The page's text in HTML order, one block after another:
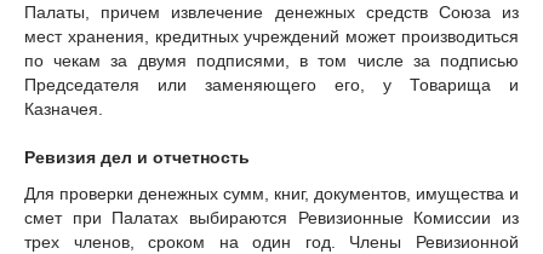
Палаты, причем извлечение денежных средств Союза из
мест хранения, кредитных учреждений может производиться
по чекам за двумя подписями, в том числе за подписью
Председателя или заменяющего его, у Товарища и
Казначея.
Ревизия дел и отчетность
Для проверки денежных сумм, книг, документов, имущества и
смет при Палатах выбираются Ревизионные Комиссии из
трех членов, сроком на один год. Члены Ревизионной